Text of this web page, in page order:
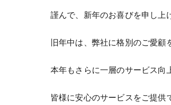
謹んで、新年のお喜びを申し上
旧年中は、弊社に格別のご愛顧
本年もさらに一層のサービス向
皆様に安心のサービスをご提供